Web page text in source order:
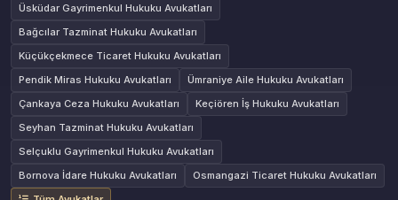
Üsküdar Gayrimenkul Hukuku Avukatları
Bağcılar Tazminat Hukuku Avukatları
Küçükçekmece Ticaret Hukuku Avukatları
Pendik Miras Hukuku Avukatları
Ümraniye Aile Hukuku Avukatları
Çankaya Ceza Hukuku Avukatları
Keçiören İş Hukuku Avukatları
Seyhan Tazminat Hukuku Avukatları
Selçuklu Gayrimenkul Hukuku Avukatları
Bornova İdare Hukuku Avukatları
Osmangazi Ticaret Hukuku Avukatları